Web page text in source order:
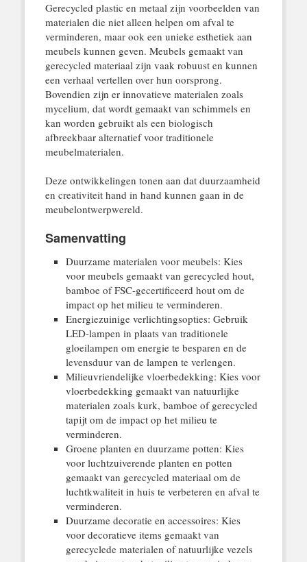
Gerecycled plastic en metaal zijn voorbeelden van
materialen die niet alleen helpen om afval te
verminderen, maar ook een unieke esthetiek aan
meubels kunnen geven. Meubels gemaakt van
gerecycled materiaal zijn vaak robuust en kunnen
een verhaal vertellen over hun oorsprong.
Bovendien zijn er innovatieve materialen zoals
mycelium, dat wordt gemaakt van schimmels en
kan worden gebruikt als een biologisch
afbreekbaar alternatief voor traditionele
meubelmaterialen.
Deze ontwikkelingen tonen aan dat duurzaamheid
en creativiteit hand in hand kunnen gaan in de
meubelontwerpwereld.
Samenvatting
Duurzame materialen voor meubels: Kies
voor meubels gemaakt van gerecycled hout,
bamboe of FSC-gecertificeerd hout om de
impact op het milieu te verminderen.
Energiezuinige verlichtingsopties: Gebruik
LED-lampen in plaats van traditionele
gloeilampen om energie te besparen en de
levensduur van de lampen te verlengen.
Milieuvriendelijke vloerbedekking: Kies voor
vloerbedekking gemaakt van natuurlijke
materialen zoals kurk, bamboe of gerecycled
tapijt om de impact op het milieu te
verminderen.
Groene planten en duurzame potten: Kies
voor luchtzuiverende planten en potten
gemaakt van gerecycled materiaal om de
luchtkwaliteit in huis te verbeteren en afval te
verminderen.
Duurzame decoratie en accessoires: Kies
voor decoratieve items gemaakt van
gerecyclede materialen of natuurlijke vezels